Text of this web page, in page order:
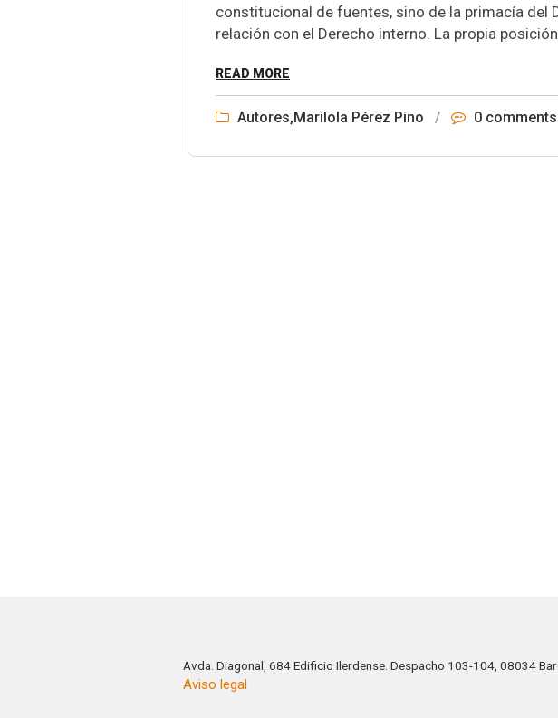
constitucional de fuentes, sino de la primacía del
relación con el Derecho interno. La propia
READ MORE
Autores,Marilola Pérez Pino / 0 comments
Avda. Diagonal, 684 Edificio Ilerdense. Despacho 103-104, 08034
Aviso legal